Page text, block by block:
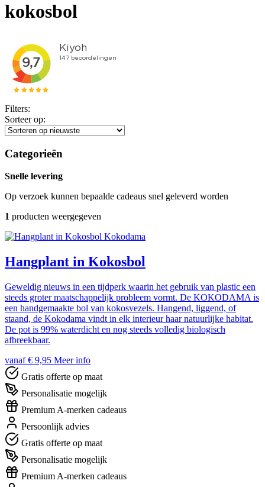
kokosbol
Filters:
Sorteer op:
Categorieën
Snelle levering
Op verzoek kunnen bepaalde cadeaus snel geleverd worden
1 producten weergegeven
Kokodama
Hangplant in Kokosbol
Geweldig nieuws in een tijdperk waarin het gebruik van plastic een
steeds groter maatschappelijk probleem vormt. De KOKODAMA is
een handgemaakte bol van kokosvezels. Hangend, liggend, of
staand, de Kokodama vindt in elk interieur haar natuurlijke habitat.
De pot is 99% waterdicht en nog steeds volledig biologisch
afbreekbaar.
vanaf € 9,95 Meer info
Gratis offerte op maat
Personalisatie mogelijk
Premium A-merken cadeaus
Persoonlijk advies
Gratis offerte op maat
Personalisatie mogelijk
Premium A-merken cadeaus